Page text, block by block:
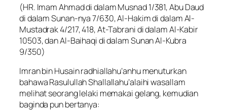
(HR. Imam Ahmad di dalam Musnad 1/381, Abu Daud
di dalam Sunan-nya 7/630, Al-Hakim di dalam Al-
Mustadrak 4/217, 418, At-Tabrani di dalam Al-Kabir
10503, dan Al-Baihaqi di dalam Sunan Al-Kubra
9/350)
Imran bin Husain radhiallahu’anhu menuturkan
bahawa Rasulullah Shallallahu’alaihi wasallam
melihat seorang lelaki memakai gelang, kemudian
baginda pun bertanya: